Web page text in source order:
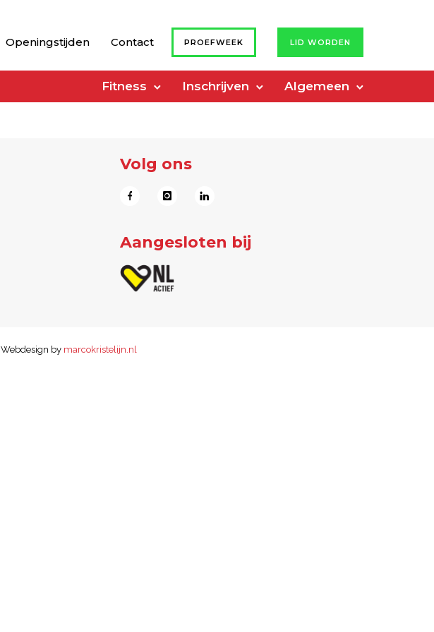
Openingstijden Contact PROEFWEEK LID WORDEN
Fitness Inschrijven Algemeen
Volg ons
Aangesloten bij
Webdesign by marcokristelijn.nl